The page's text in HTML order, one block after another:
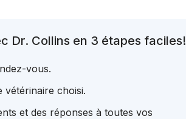
Dr. Collins en 3 étapes faciles!
vous.
vétérinaire choisi.
et des réponses à toutes vos